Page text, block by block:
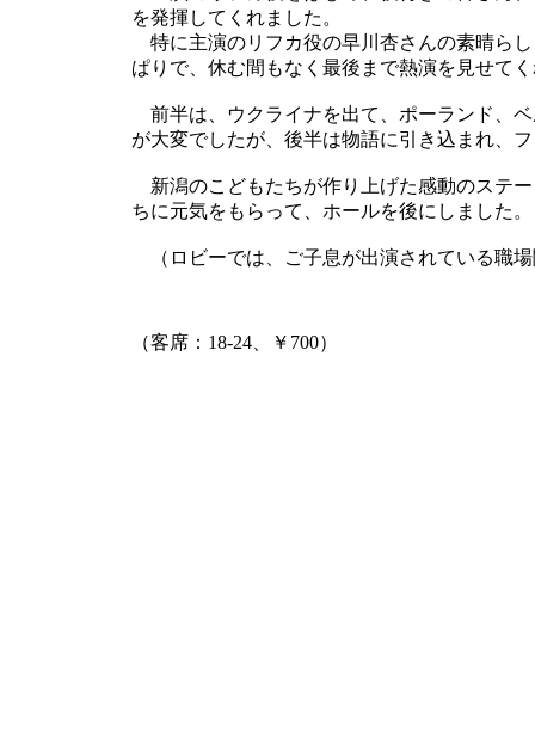
を発揮してくれました。
特に主演のリフカ役の早川杏さんの素晴ら
ぱりで、休む間もなく最後まで熱演を見せて
前半は、ウクライナを出て、ポーランド、
が大変でしたが、後半は物語に引き込まれ、
新潟のこどもたちが作り上げた感動のステ
ちに元気をもらって、ホールを後にしました。
（ロビーでは、ご子息が出演されている職
（客席：18-24、￥700）